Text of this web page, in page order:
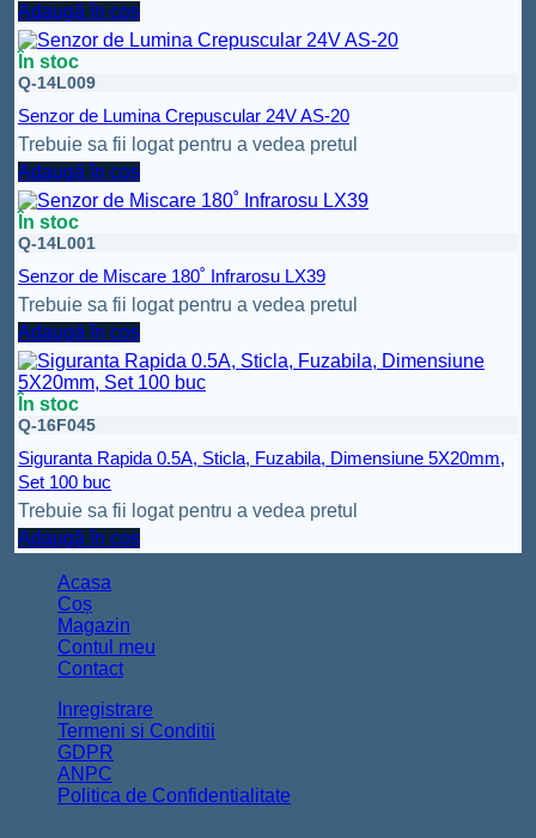
Adaugă în coș
În stoc
Q-14L009
Senzor de Lumina Crepuscular 24V AS-20
Trebuie sa fii logat pentru a vedea pretul
Adaugă în coș
În stoc
Q-14L001
Senzor de Miscare 180˚ Infrarosu LX39
Trebuie sa fii logat pentru a vedea pretul
Adaugă în coș
În stoc
Q-16F045
Siguranta Rapida 0.5A, Sticla, Fuzabila, Dimensiune 5X20mm,
Set 100 buc
Trebuie sa fii logat pentru a vedea pretul
Adaugă în coș
Acasa
Coș
Magazin
Contul meu
Contact
Inregistrare
Termeni si Conditii
GDPR
ANPC
Politica de Confidentialitate